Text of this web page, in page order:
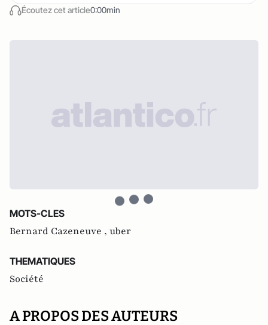
Écoutez cet article0:00min
MOTS-CLES
Bernard Cazeneuve , uber
THEMATIQUES
Société
A PROPOS DES AUTEURS